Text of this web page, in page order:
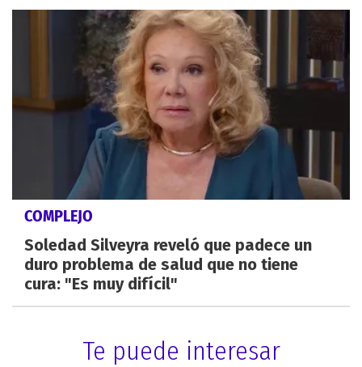
COMPLEJO
Soledad Silveyra reveló que padece un
duro problema de salud que no tiene
cura: "Es muy difícil"
Te puede interesar